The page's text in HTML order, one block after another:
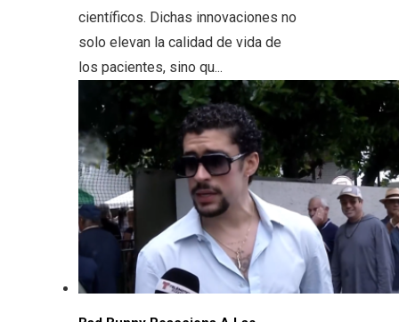
científicos. Dichas innovaciones no
solo elevan la calidad de vida de
los pacientes, sino qu...